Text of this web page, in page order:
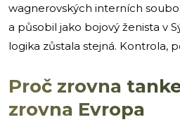
wagnerovských interních
a působil jako bojový ženista v
logika zůstala stejná. Kontrola,
Proč zrovna
zrovna Evropa